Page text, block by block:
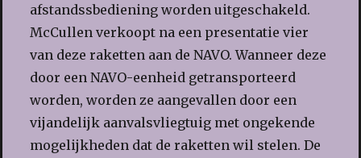
afstandssbediening worden uitgeschakeld.
McCullen verkoopt na een presentatie vier
van deze raketten aan de NAVO. Wanneer deze
door een NAVO-eenheid getransporteerd
worden, worden ze aangevallen door een
vijandelijk aanvalsvliegtuig met ongekende
mogelijkheden dat de raketten wil stelen. De